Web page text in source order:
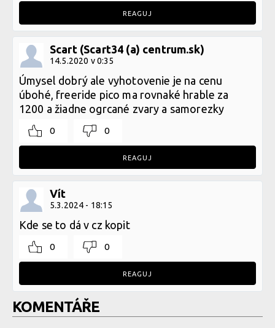
REAGUJ
Scart (Scart34 (a) centrum.sk)
14.5.2020 v 0:35
Úmysel dobrý ale vyhotovenie je na cenu
úbohé, freeride pico ma rovnaké hrable za
1200 a žiadne ogrcané zvary a samorezky
0 0
REAGUJ
Vít
5.3.2024 - 18:15
Kde se to dá v cz kopit
0 0
REAGUJ
KOMENTÁŘE